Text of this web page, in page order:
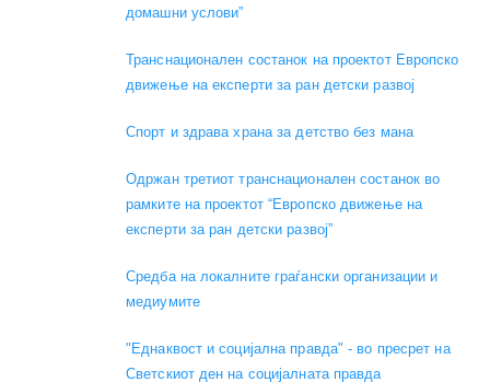
домашни услови”
Транснационален состанок на проектот Европско
движење на експерти за ран детски развој
Спорт и здрава храна за детство без мана
Одржан третиот транснационален состанок во
рамките на проектот “Европско движење на
експерти за ран детски развој”
Средба на локалните граѓански организации и
медиумите
"Еднаквост и социјална правда" - во пресрет на
Светскиот ден на социјалната правда